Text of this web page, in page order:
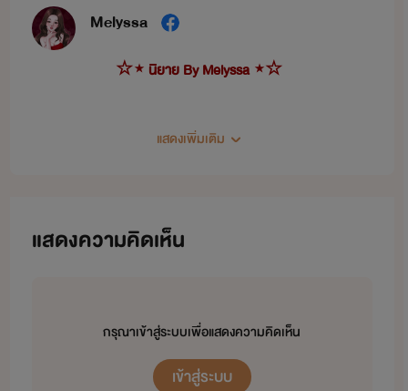
Melyssa
☆⋆ นิยาย By Melyssa ⋆☆
นที & จัสมิน >>> ล่ารักวิศวะร้าย
แทน & พาย >>>รักร้าย มาเฟียลูกติด
รักร้าย บอดี้การ์ดมาเฟีย
แสดงเพิ่มเติม
แสดงความคิดเห็น
กรุณาเข้าสู่ระบบเพื่อแสดงความคิดเห็น
เข้าสู่ระบบ